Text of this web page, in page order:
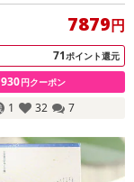
7879円
71ポイント還元
930円クーポン
1 32 7